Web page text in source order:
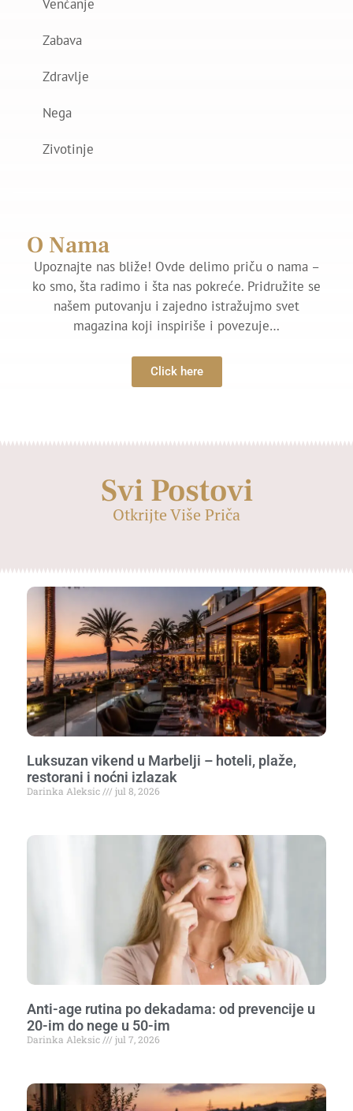
Venčanje
Zabava
Zdravlje
Nega
Zivotinje
O Nama
Upoznajte nas bliže! Ovde delimo priču o nama –
ko smo, šta radimo i šta nas pokreće. Pridružite se
našem putovanju i zajedno istražujmo svet
magazina koji inspiriše i povezuje…
Click here
Svi Postovi
Otkrijte Više Priča
Luksuzan vikend u Marbelji – hoteli, plaže,
restorani i noćni izlazak
Darinka Aleksic jul 8, 2026
Anti-age rutina po dekadama: od prevencije u
20-im do nege u 50-im
Darinka Aleksic jul 7, 2026